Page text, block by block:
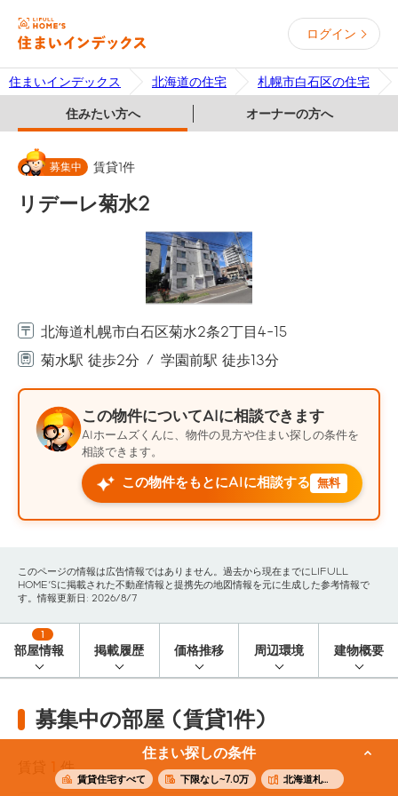
ログイン
住まいインデックス 北海道の住宅 札幌市白石区の住宅
住みたい方へ オーナーの方へ
住まい探しの条件
賃貸住宅すべて 下限なし~7.0万 北海道札幌市白石区
募集中 賃貸1件
リデーレ菊水2
北海道札幌市白石区菊水2条2丁目4-15
菊水駅 徒歩2分
学園前駅 徒歩13分
この物件についてAIに相談できます
AIホームズくんに、物件の見方や住まい探しの条件を
相談できます。
この物件をもとにAIに相談する 無料
このページの情報は広告情報ではありません。過去から現在までにLIFULL
HOME'Sに掲載された不動産情報と提携先の地図情報を元に生成した参考情報で
す。情報更新日: 2026/8/7
部屋情報
1
掲載履歴 価格推移 周辺環境 建物概要
募集中の部屋 (賃貸1件)
1 件